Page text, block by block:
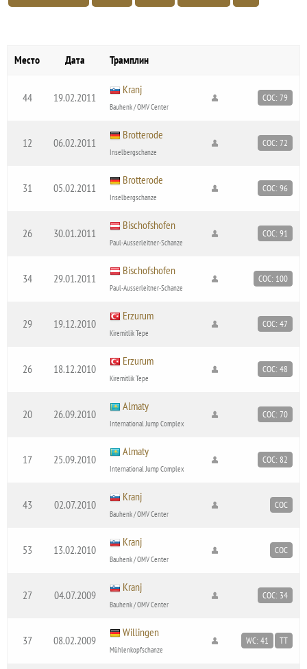
Место Дата Трамплин
44 19.02.2011
Kranj
Bauhenk / OMV Center
COC: 79
12 06.02.2011
Brotterode
Inselbergschanze
COC: 72
31 05.02.2011
Brotterode
Inselbergschanze
COC: 96
26 30.01.2011
Bischofshofen
Paul-Ausserleitner-Schanze
COC: 91
34 29.01.2011
Bischofshofen
Paul-Ausserleitner-Schanze
COC: 100
29 19.12.2010
Erzurum
Kiremitlik Tepe
COC: 47
26 18.12.2010
Erzurum
Kiremitlik Tepe
COC: 48
20 26.09.2010
Almaty
International Jump Complex
COC: 70
17 25.09.2010
Almaty
International Jump Complex
COC: 82
43 02.07.2010
Kranj
Bauhenk / OMV Center
COC
53 13.02.2010
Kranj
Bauhenk / OMV Center
COC
27 04.07.2009
Kranj
Bauhenk / OMV Center
COC: 34
37 08.02.2009
Willingen
Mühlenkopfschanze
WC: 41 TT